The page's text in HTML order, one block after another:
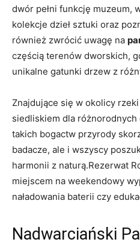
dwór pełni funkcję⁣ muzeum,
kolekcje dzieł⁤ sztuki oraz
również zwrócić ‌uwagę na
częścią terenów dworskich,
unikalne gatunki⁢ drzew z
Znajdujące ⁣się w⁣ okolicy
siedliskiem dla
takich ⁢bogactw przyrody
badacze, ale i wszyscy
harmonii z naturą.Rezerwat
miejscem na ‍weekendowy
⁢naładowania baterii ⁢czy⁢
Nadwarciański⁤